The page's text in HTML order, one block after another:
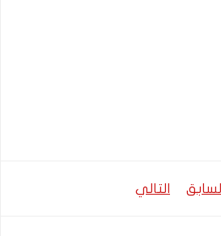
السابق
تصفّح
التالي